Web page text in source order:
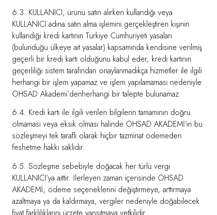
6.3. KULLANICI, ürünü satın alırken kullandığı veya
KULLANICI adına satın alma işlemini gerçekleştiren kişinin
kullandığı kredi kartının Türkiye Cumhuriyeti yasaları
(bulunduğu ülkeye ait yasalar) kapsamında kendisine verilmiş
geçerli bir kredi kartı olduğunu kabul eder, kredi kartının
geçerliliği sistem tarafından onaylanmadıkça hizmetler ile ilgili
herhangi bir işlem yapamaz ve işlem yapılamaması nedeniyle
OHSAD Akademi’denherhangi bir talepte bulunamaz.
6.4. Kredi kartı ile ilgili verilen bilgilerin tamamının doğru
olmaması veya eksik olması halinde OHSAD AKADEMİ’ın bu
sözleşmeyi tek taraflı olarak hiçbir tazminat ödemeden
feshetme hakkı saklıdır.
6.5. Sözleşme sebebiyle doğacak her türlü vergi
KULLANICI’ya aittir. İlerleyen zaman içerisinde OHSAD
AKADEMİ; ödeme seçeneklerini değiştirmeye, arttırmaya
azaltmaya ya da kaldırmaya, vergiler nedeniyle doğabilecek
fiyat farklılıklarını ücrete yansıtmaya yetkilidir.